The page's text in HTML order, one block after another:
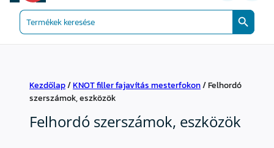
Search
for:
Search Button
Kezdőlap/KNOT filler fajavítás mesterfokon/ Felhordó
szerszámok, eszközök
Felhordó szerszámok, eszközök